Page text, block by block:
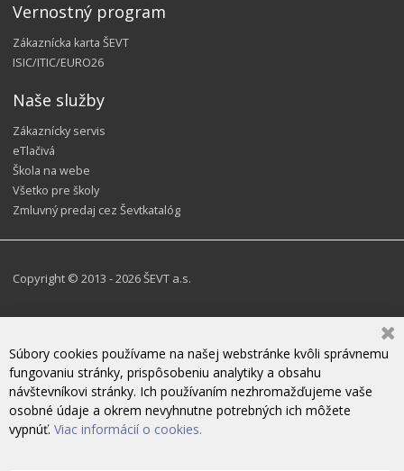
Vernostný program
Zákaznícka karta ŠEVT
ISIC/ITIC/EURO26
Naše služby
Zákaznícky servis
eTlačivá
Škola na webe
Všetko pre školy
Zmluvný predaj cez Ševtkatalóg
Copyright © 2013 - 2026 ŠEVT a.s.
Súbory cookies používame na našej webstránke kvôli správnemu
fungovaniu stránky, prispôsobeniu analytiky a obsahu
návštevníkovi stránky. Ich používaním nezhromažďujeme vaše
osobné údaje a okrem nevyhnutne potrebných ich môžete
vypnúť. Viac informácií o cookies.